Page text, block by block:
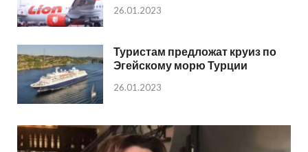
26.01.2023
Туристам предложат круиз по
Эгейскому морю Турции
26.01.2023